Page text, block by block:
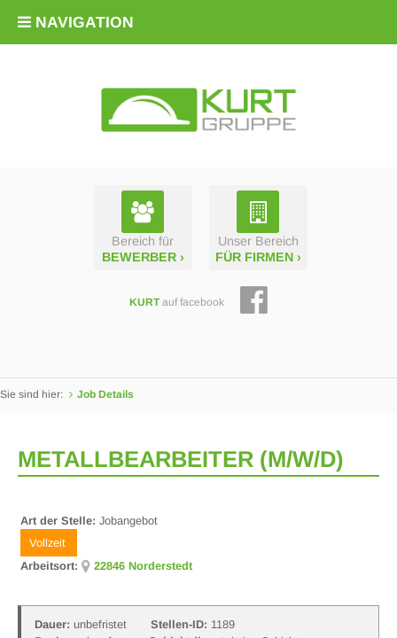
Bereich für
BEWERBER ›
Unser Bereich
FÜR FIRMEN ›
KURT auf facebook
NAVIGATION
Sie sind hier: Job Details
METALLBEARBEITER (M/W/D)
Art der Stelle: Jobangebot
Vollzeit
Arbeitsort:
22846 Norderstedt
Dauer: unbefristet Stellen-ID: 1189